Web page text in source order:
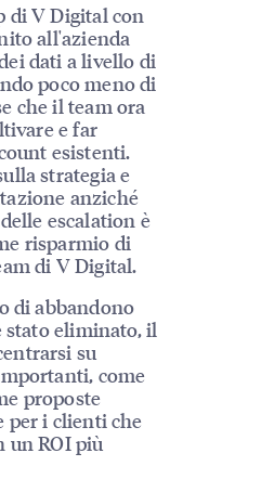
di V Digital con
all'azienda
dati a livello di
poco meno di
che il team ora
e far
esistenti.
strategia e
anziché
escalation è
risparmio di
di V Digital.
di abbandono
stato eliminato, il
su
come
proposte
per i clienti che
un ROI più